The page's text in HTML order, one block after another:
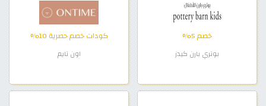
خصم 5%
بوتري بارن كيدز
كودات خصم حصرية 10%
اون تايم